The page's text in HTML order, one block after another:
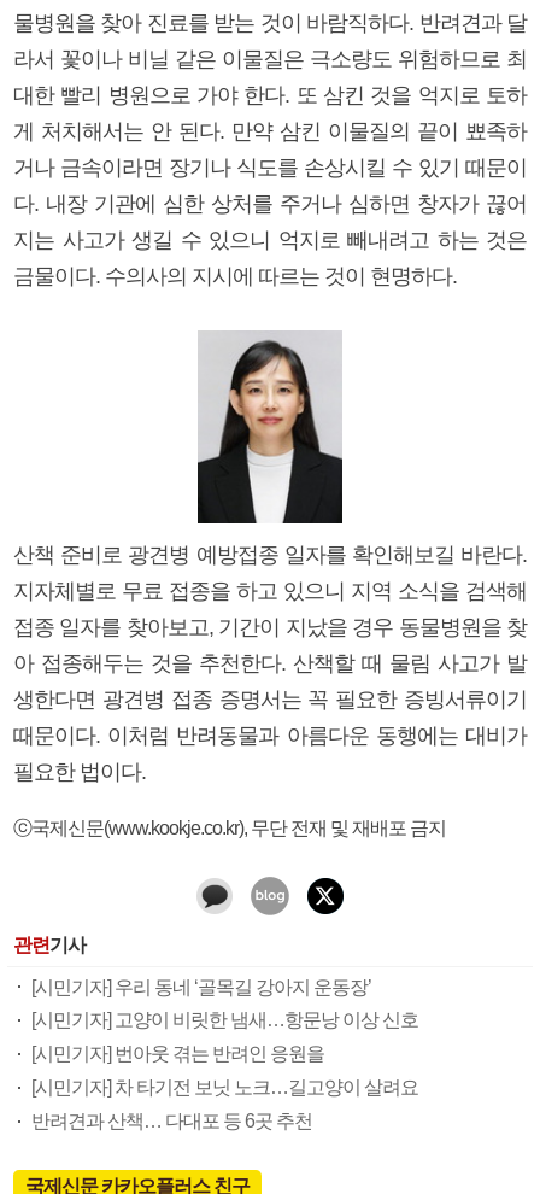
물병원을 찾아 진료를 받는 것이 바람직하다. 반려견과 달
라서 꽃이나 비닐 같은 이물질은 극소량도 위험하므로 최
대한 빨리 병원으로 가야 한다. 또 삼킨 것을 억지로 토하
게 처치해서는 안 된다. 만약 삼킨 이물질의 끝이 뾰족하
거나 금속이라면 장기나 식도를 손상시킬 수 있기 때문이
다. 내장 기관에 심한 상처를 주거나 심하면 창자가 끊어
지는 사고가 생길 수 있으니 억지로 빼내려고 하는 것은
금물이다. 수의사의 지시에 따르는 것이 현명하다.
산책 준비로 광견병 예방접종 일자를 확인해보길 바란다.
지자체별로 무료 접종을 하고 있으니 지역 소식을 검색해
접종 일자를 찾아보고, 기간이 지났을 경우 동물병원을 찾
아 접종해두는 것을 추천한다. 산책할 때 물림 사고가 발
생한다면 광견병 접종 증명서는 꼭 필요한 증빙서류이기
때문이다. 이처럼 반려동물과 아름다운 동행에는 대비가
필요한 법이다.
ⓒ국제신문(www.kookje.co.kr), 무단 전재 및 재배포 금지
관련기사
[시민기자] 우리 동네 ‘골목길 강아지 운동장’
[시민기자] 고양이 비릿한 냄새…항문낭 이상 신호
[시민기자] 번아웃 겪는 반려인 응원을
[시민기자] 차 타기전 보닛 노크…길고양이 살려요
반려견과 산책… 다대포 등 6곳 추천
국제신문 카카오플러스 친구